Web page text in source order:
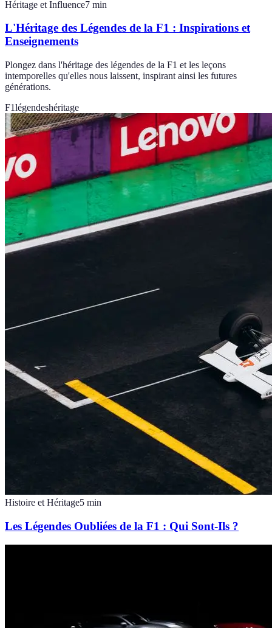
Héritage et Influence7 min
L'Héritage des Légendes de la F1 : Inspirations et
Enseignements
Plongez dans l'héritage des légendes de la F1 et les leçons
intemporelles qu'elles nous laissent, inspirant ainsi les futures
générations.
F1légendeshéritage
Histoire et Héritage5 min
Les Légendes Oubliées de la F1 : Qui Sont-Ils ?